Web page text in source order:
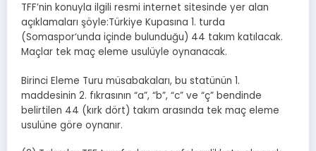
TFF’nin konuyla ilgili resmi internet sitesinde yer alan
açıklamaları şöyle:Türkiye Kupasına 1. turda
(Somaspor‘unda içinde bulunduğu) 44 takım katılacak.
Maçlar tek maç eleme usulüyle oynanacak.
Birinci Eleme Turu müsabakaları, bu statünün 1.
maddesinin 2. fıkrasının “a”, “b”, “c” ve “ç” bendinde
belirtilen 44 (kırk dört) takım arasında tek maç eleme
usulüne göre oynanır.